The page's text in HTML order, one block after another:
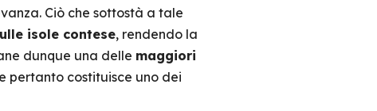
Ciò che sottostà a tale
isole contese, rendendo la
dunque una delle maggiori
pertanto costituisce uno dei